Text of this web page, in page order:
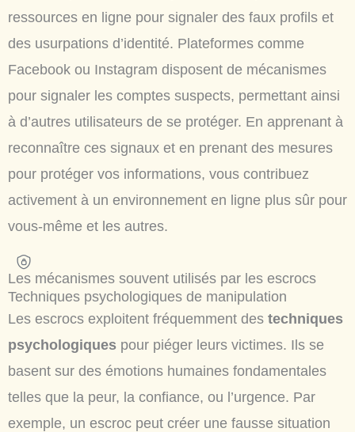
ressources en ligne pour signaler des faux profils et
des usurpations d’identité. Plateformes comme
Facebook ou Instagram disposent de mécanismes
pour signaler les comptes suspects, permettant ainsi
à d’autres utilisateurs de se protéger. En apprenant à
reconnaître ces signaux et en prenant des mesures
pour protéger vos informations, vous contribuez
activement à un environnement en ligne plus sûr pour
vous-même et les autres.
Les mécanismes souvent utilisés par les escrocs
Techniques psychologiques de manipulation
Les escrocs exploitent fréquemment des techniques
psychologiques pour piéger leurs victimes. Ils se
basent sur des émotions humaines fondamentales
telles que la peur, la confiance, ou l’urgence. Par
exemple, un escroc peut créer une fausse situation